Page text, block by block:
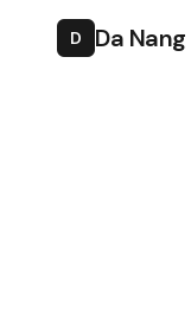
D Da Nang